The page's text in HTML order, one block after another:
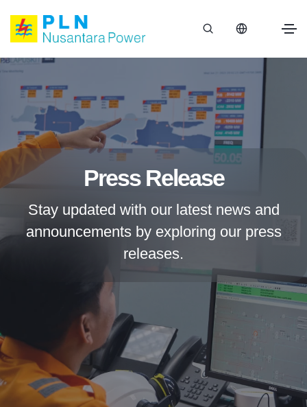
Press Release
Stay updated with our latest news and
announcements by exploring our press
releases.